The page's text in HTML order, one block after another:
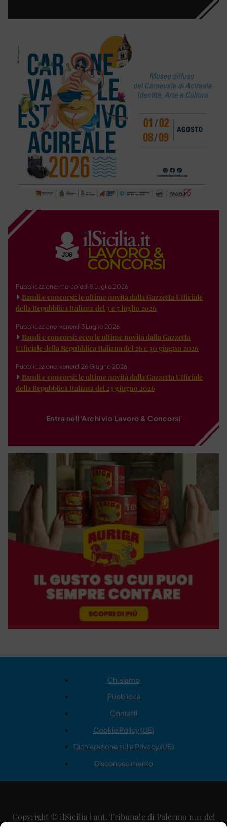
Pubblicazione: mercoledì 8 Luglio 2026
Bandi e concorsi: le ultime novità dalla Gazzetta Ufficiale
della Repubblica Italiana del 3 e 7 luglio 2026
Pubblicazione: venerdì 3 Luglio 2026
Bandi e concorsi: ecco le ultime novità dalla Gazzetta
Ufficiale della Repubblica Italiana del 26 e 30 giugno 2026
Pubblicazione: venerdì 26 Giugno 2026
Bandi e concorsi: le ultime novità dalla Gazzetta Ufficiale
della Repubblica Italiana del 23 giugno 2026
Entra nell'Archivio Lavoro & Concorsi
Chi siamo
Pubblicità
Contatti
Cookie Policy (UE)
Dichiarazione sulla Privacy (UE)
Disconoscimento
Copyright © ilSicilia | aut. Tribunale di Palermo n.11 del